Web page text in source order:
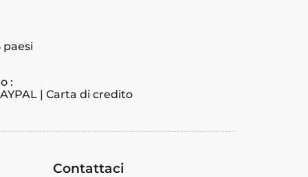
paesi
:
| Carta di credito
Contattaci